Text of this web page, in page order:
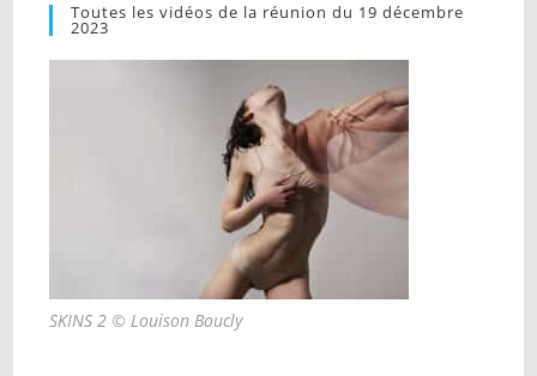
Toutes les vidéos de la réunion du 19 décembre
2023
SKINS 2 © Louison Boucly